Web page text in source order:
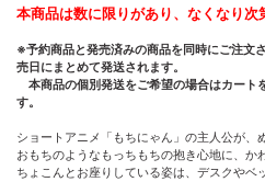
本商品は数に限りがあり、なくなり次
※予約商品と発売済みの商品を同時にご注文
売日にまとめて発送されます。
本商品の個別発送をご希望の場合はカート
す。
ショートアニメ「もちにゃん」の主人公が、
おもちのようなもっちもちの抱き心地に、か
ちょこんとお座りしている姿は、デスクやベ